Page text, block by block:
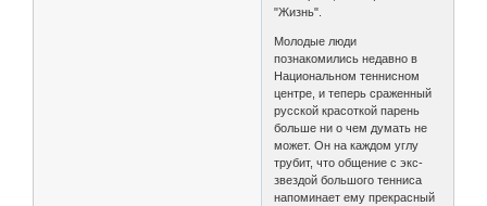
"Жизнь".
Молодые люди
познакомились недавно в
Национальном теннисном
центре, и теперь сраженный
русской красоткой парень
больше ни о чем думать не
может. Он на каждом углу
трубит, что общение с экс-
звездой большого тенниса
напоминает ему прекрасный